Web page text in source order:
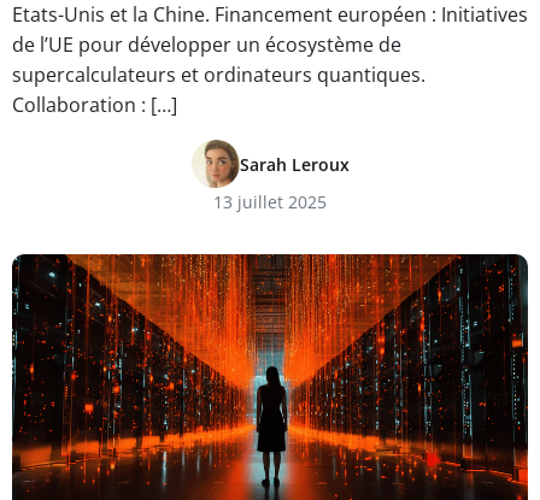
Etats-Unis et la Chine. Financement européen : Initiatives
de l’UE pour développer un écosystème de
supercalculateurs et ordinateurs quantiques.
Collaboration : […]
Sarah Leroux
13 juillet 2025